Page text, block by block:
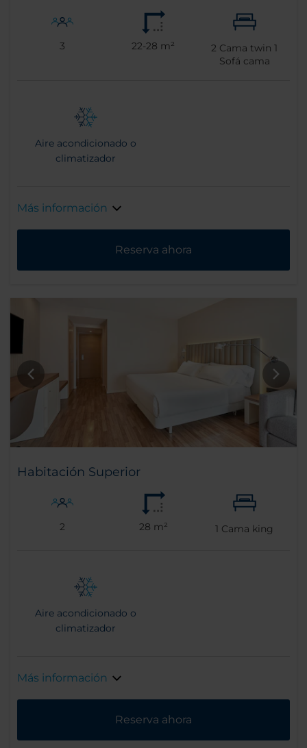
3 22-28 m² 2 Cama twin1
Sofá cama
Aire acondicionado o
climatizador
Más información
Reserva ahora
Habitación Superior
2 28 m² 1 Cama king
Aire acondicionado o
climatizador
Más información
Reserva ahora